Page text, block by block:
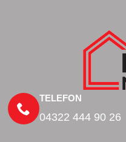
TELEFON
04322 444 90 26